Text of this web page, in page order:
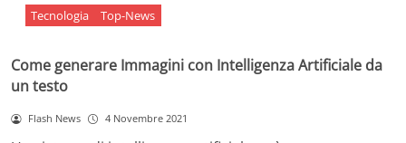
Tecnologia Top-News
Come generare Immagini con Intelligenza Artificiale da
un testo
Flash News 4 Novembre 2021